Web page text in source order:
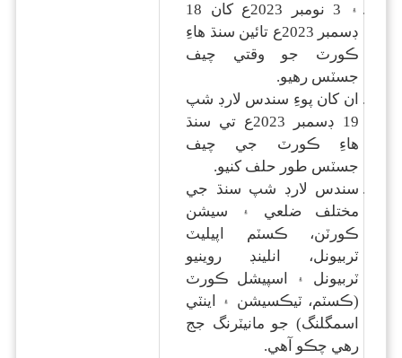
۽ 3 نومبر 2023ع کان 18
ڊسمبر 2023ع تائين سنڌ هاءِ
ڪورٽ جو وقتي چيف
جسٽس رهيو.
ان کان پوءِ سندس لارڊ شپ
19 ڊسمبر 2023ع تي سنڌ
هاءِ ڪورٽ جي چيف
جسٽس طور حلف کنيو.
سندس لارڊ شپ سنڌ جي
مختلف ضلعي ۽ سيشن
ڪورٽن، ڪسٽم اپيليٽ
ٽربيونل، انلينڊ روينيو
ٽربيونل ۽ اسپيشل ڪورٽ
(ڪسٽم، ٽيڪسيشن ۽ اينٽي
اسمگلنگ) جو مانيٽرنگ جج
رهي چڪو آهي.